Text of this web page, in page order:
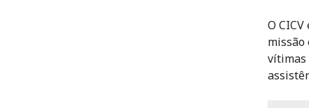
O
missão
vítimas